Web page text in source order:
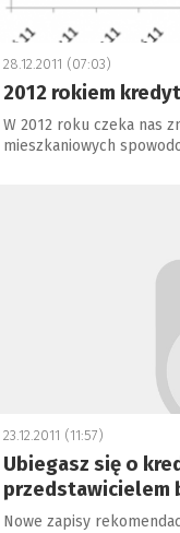
28.12.2011 (07:03)
2012 rokiem
W 2012 roku czeka nas
mieszkaniowych
23.12.2011 (11:57)
Ubiegasz się o
przedstawicielem
Nowe zapisy